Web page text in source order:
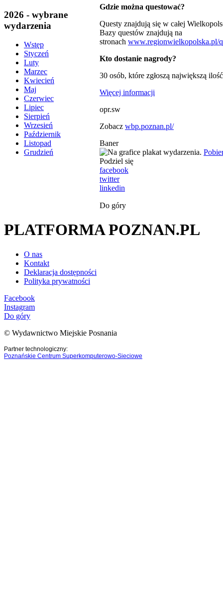
2026 - wybrane
wydarzenia
Wstęp
Styczeń
Luty
Marzec
Kwiecień
Maj
Czerwiec
Lipiec
Sierpień
Wrzesień
Październik
Listopad
Grudzień
Gdzie można questować?
Questy znajdują się w całej
Bazy questów znajdują na
stronach www.regionwielkopolska.pl/
Kto dostanie nagrody?
30 osób, które zgłoszą największą
Więcej informacji
opr.sw
Zobacz wbp.poznan.pl/
Baner
Podziel się
facebook
twitter
linkedin
Do góry
PLATFORMA POZNAN.PL
O nas
Kontakt
Deklaracja dostępności
Polityka prywatności
Facebook
Instagram
Do góry
© Wydawnictwo Miejskie Posnania
Partner technologiczny:
Poznańskie Centrum Superkomputerowo-Sieciowe